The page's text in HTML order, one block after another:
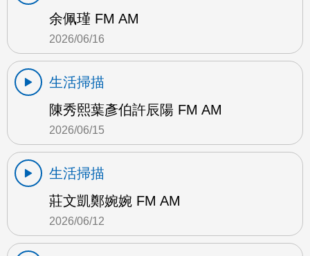
余佩瑾 FM AM
2026/06/16
生活掃描
陳秀熙葉彥伯許辰陽 FM AM
2026/06/15
生活掃描
莊文凱鄭婉婉 FM AM
2026/06/12